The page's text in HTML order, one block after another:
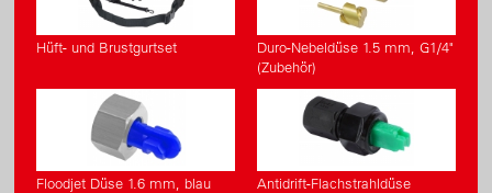
Hüft- und Brustgurtset
Duro-Nebeldüse 1.5 mm, G1/4"
(Zubehör)
Floodjet Düse 1.6 mm, blau
Antidrift-Flachstrahldüse